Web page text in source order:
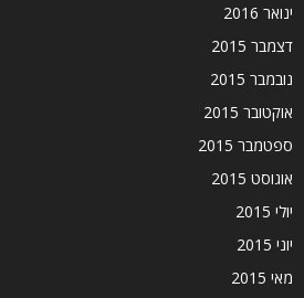
ינואר 2016
דצמבר 2015
נובמבר 2015
אוקטובר 2015
ספטמבר 2015
אוגוסט 2015
יולי 2015
יוני 2015
מאי 2015